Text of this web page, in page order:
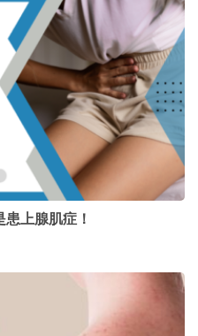
上腺肌症！